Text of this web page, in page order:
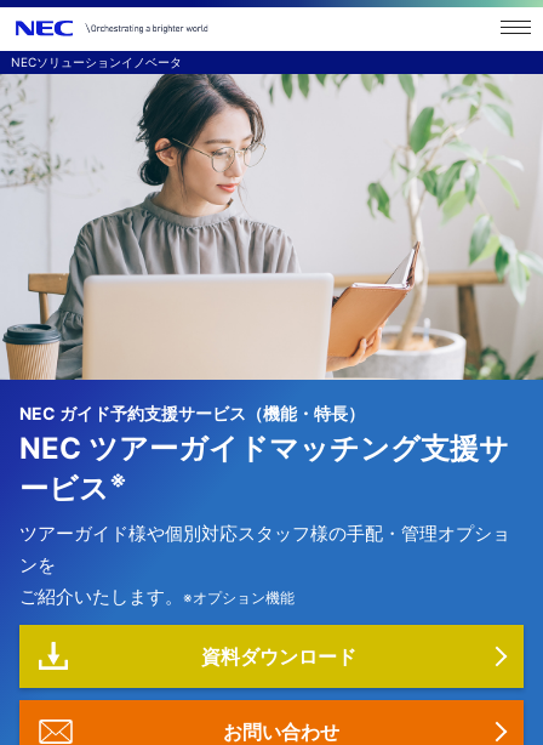
NECソリューションイノベータ
NEC ガイド予約支援サービス（機能・特長）
NEC ツアーガイドマッチング支援サ
ービス※
ツアーガイド様や個別対応スタッフ様の手配・管理オプショ
ンを
ご紹介いたします。
※オプション機能
資料ダウンロード
お問い合わせ